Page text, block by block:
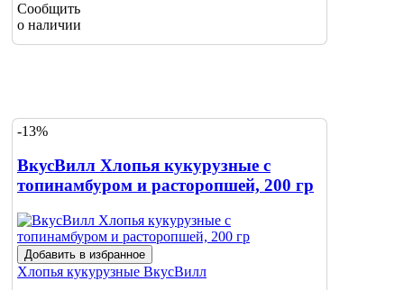
Сообщить
о наличии
-13%
ВкусВилл Хлопья кукурузные с
топинамбуром и расторопшей, 200 гр
Добавить в избранное
Хлопья кукурузные ВкусВилл